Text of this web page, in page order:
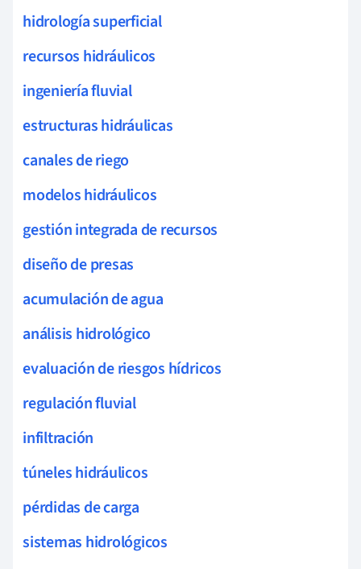
hidrología superficial
recursos hidráulicos
ingeniería fluvial
estructuras hidráulicas
canales de riego
modelos hidráulicos
gestión integrada de recursos
diseño de presas
acumulación de agua
análisis hidrológico
evaluación de riesgos hídricos
regulación fluvial
infiltración
túneles hidráulicos
pérdidas de carga
sistemas hidrológicos